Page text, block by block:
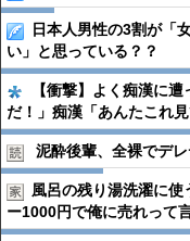
日本人男性の3割が「
い」と思っている？？
【衝撃】よく痴漢に
だ！」痴漢「あんたこれ
泥酔後輩、全裸でデ
風呂の残り湯洗濯に使
ー1000円で俺に売れって